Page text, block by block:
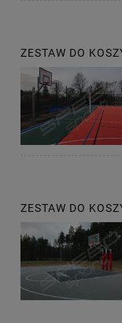
ZESTAW DO
ZESTAW DO